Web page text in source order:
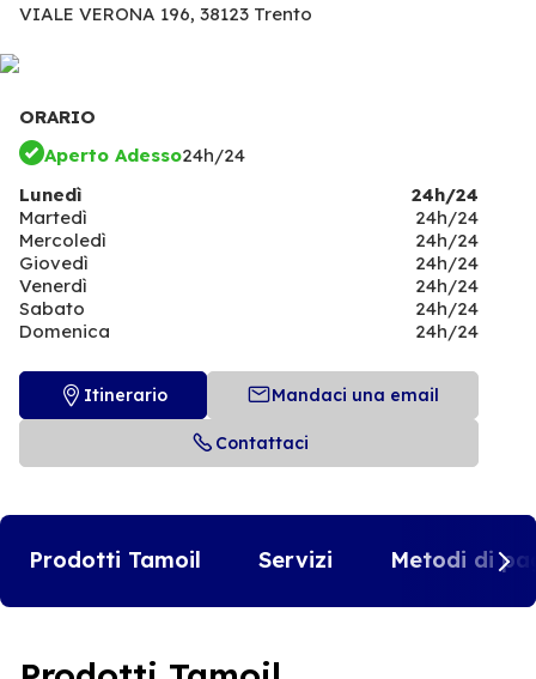
VIALE VERONA 196, 38123 Trento
ORARIO
Aperto Adesso24h/24
Lunedì
24h/24
Martedì
24h/24
Mercoledì
24h/24
Giovedì
24h/24
Venerdì
24h/24
Sabato
24h/24
Domenica
24h/24
Itinerario Mandaci una email
Contattaci
Prodotti Tamoil Servizi Metodi di